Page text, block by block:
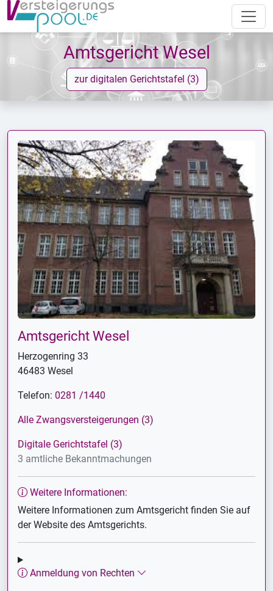
Amtsgericht Wesel
zur digitalen Gerichtstafel (3)
Amtsgericht Wesel
Herzogenring 33
46483 Wesel
Telefon: 0281 /1440
Alle Zwangsversteigerungen (3)
Digitale Gerichtstafel (3)
3 amtliche Bekanntmachungen
Weitere Informationen:
Weitere Informationen zum Amtsgericht finden Sie auf
der Website des Amtsgerichts.
Anmeldung von Rechten